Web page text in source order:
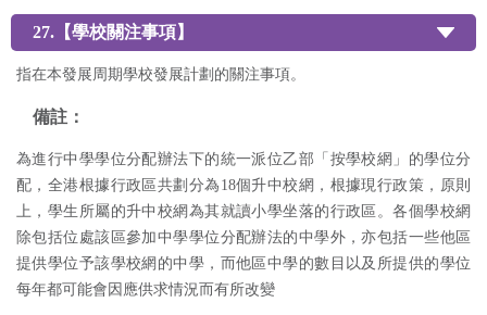
27.【學校關注事項】
指在本發展周期學校發展計劃的關注事項。
備註：
為進行中學學位分配辦法下的統一派位乙部「按學校網」的學位分
配，全港根據行政區共劃分為18個升中校網，根據現行政策，原則
上，學生所屬的升中校網為其就讀小學坐落的行政區。各個學校網
除包括位處該區參加中學學位分配辦法的中學外，亦包括一些他區
提供學位予該學校網的中學，而他區中學的數目以及所提供的學位
每年都可能會因應供求情況而有所改變